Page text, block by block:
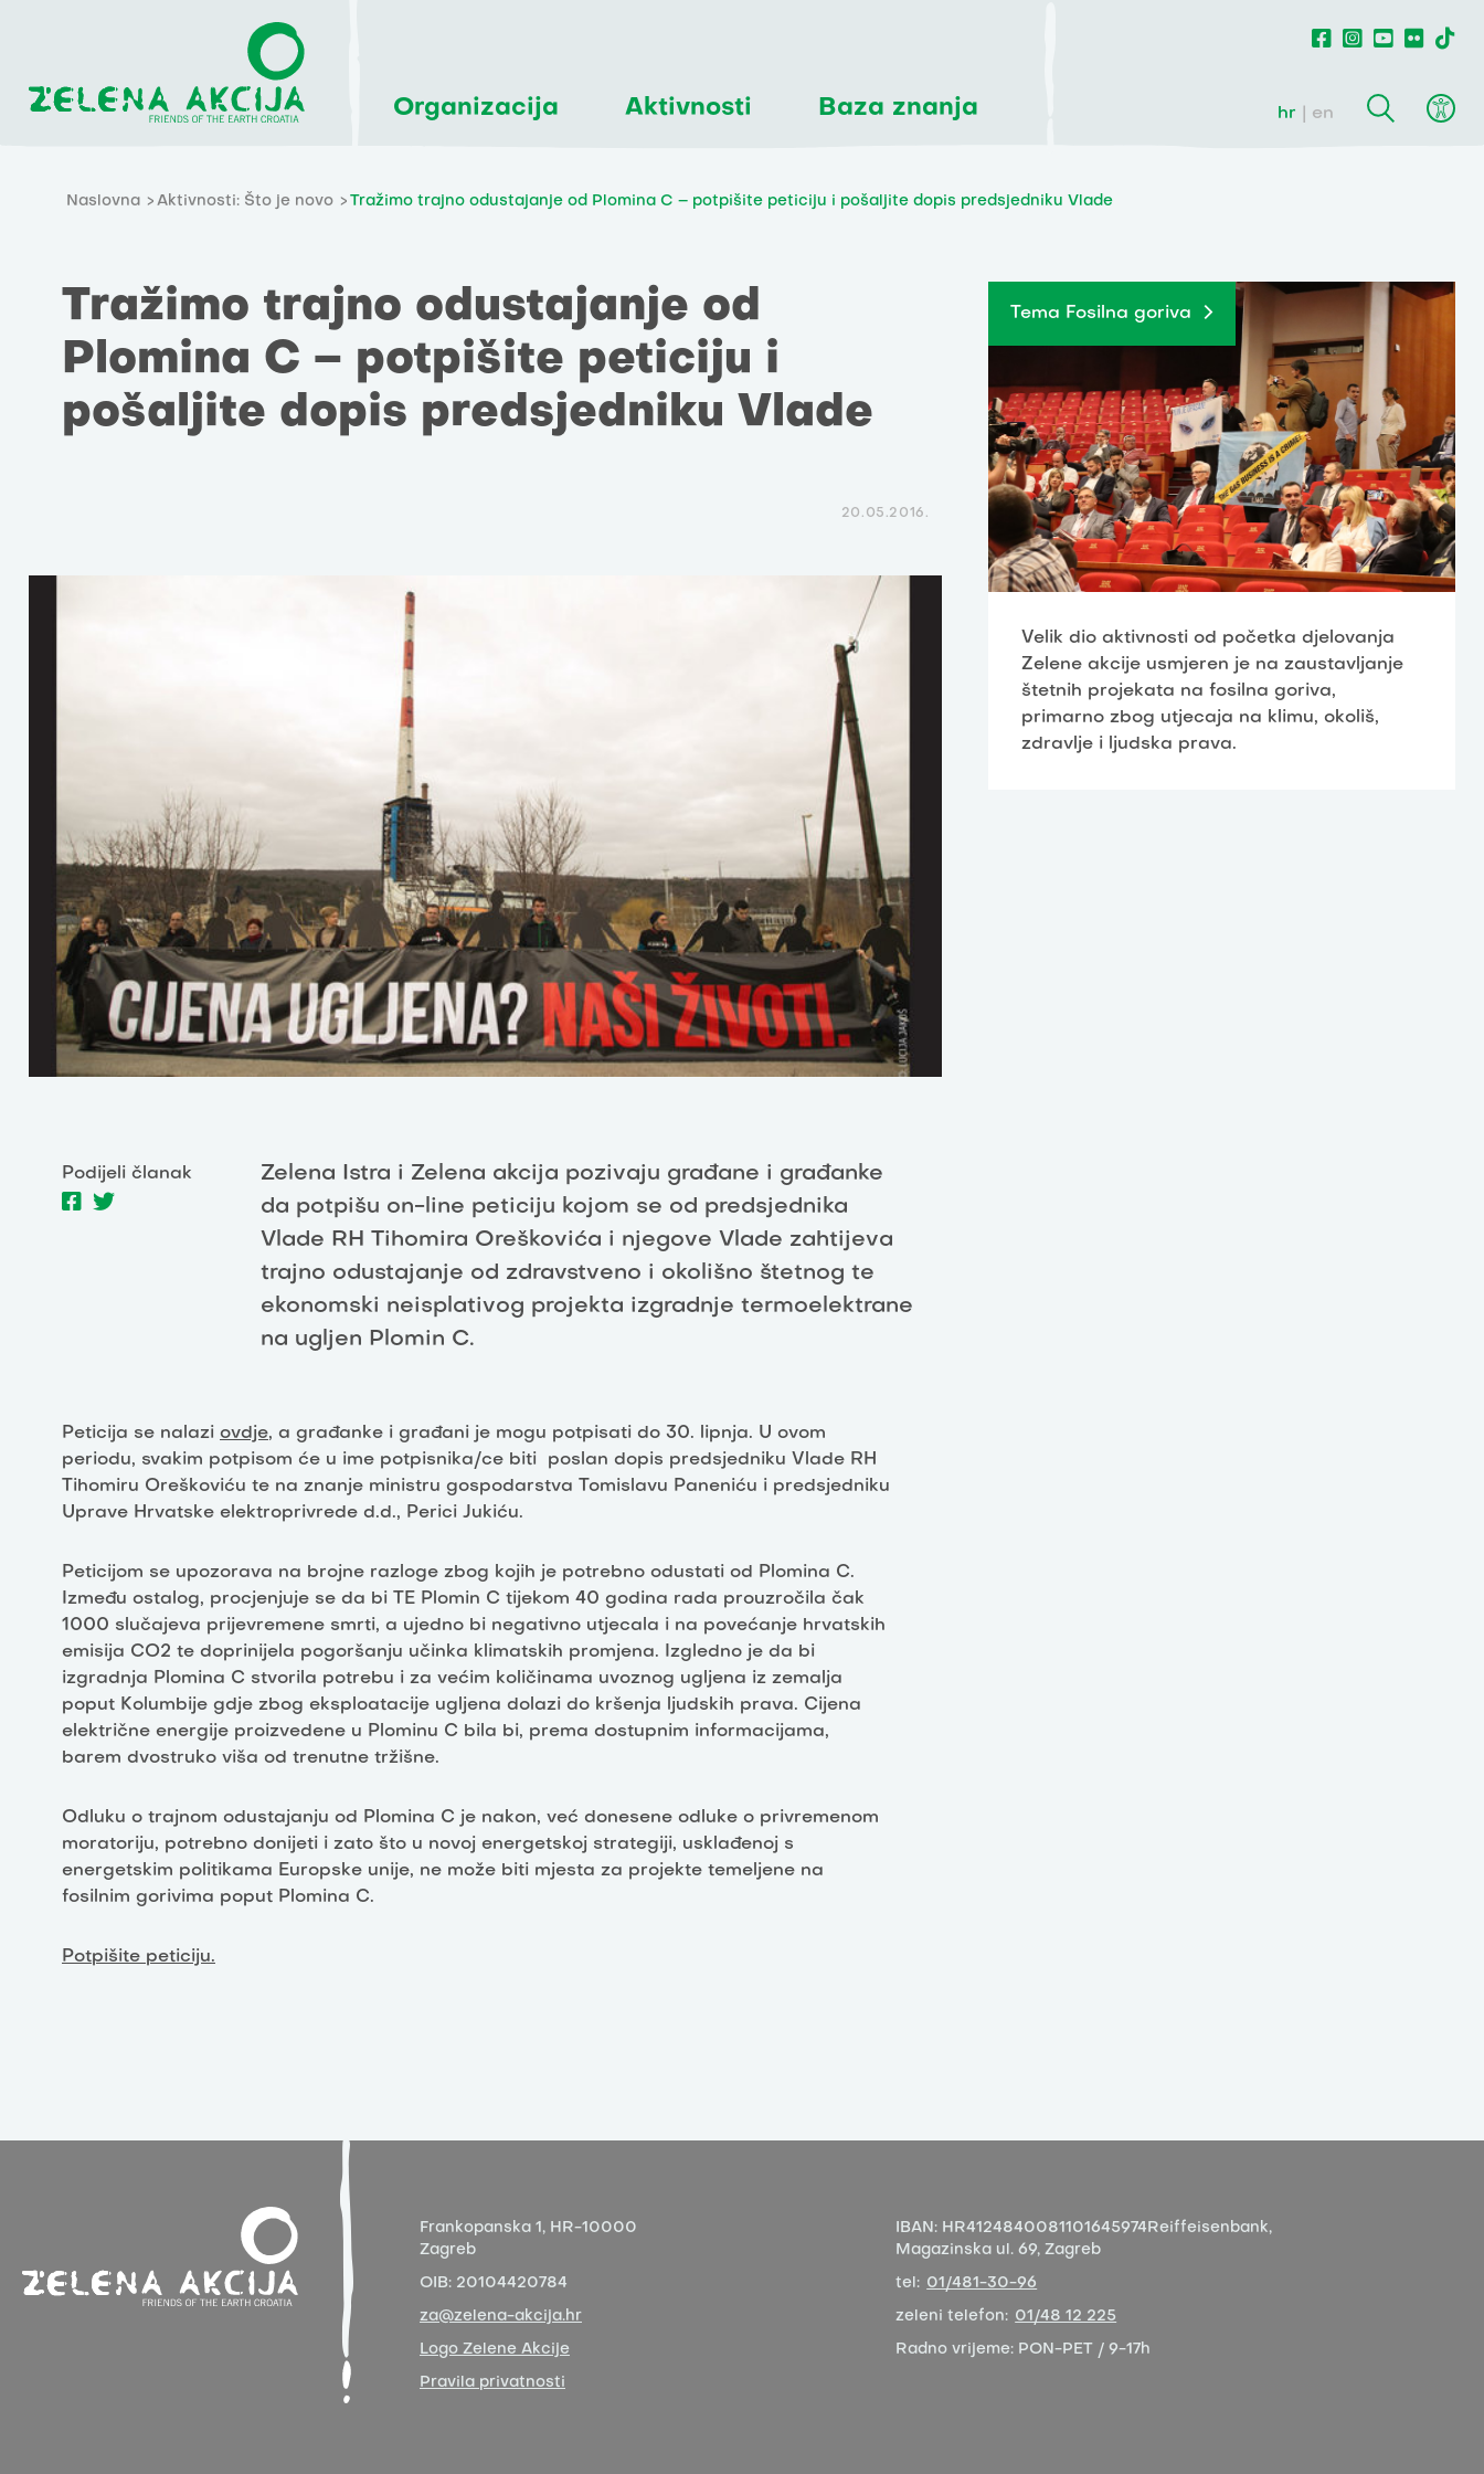
Organizacija Aktivnosti Baza znanja hr en
Naslovna Aktivnosti: Što je novo Tražimo trajno odustajanje od Plomina C – potpišite peticiju i pošaljite dopis predsjedniku Vlade
Tražimo trajno odustajanje od
Plomina C – potpišite peticiju i
pošaljite dopis predsjedniku Vlade
20.05.2016.
Podijeli članak
Zelena Istra i Zelena akcija pozivaju građane i građanke
da potpišu on-line peticiju kojom se od predsjednika
Vlade RH Tihomira Oreškovića i njegove Vlade zahtijeva
trajno odustajanje od zdravstveno i okolišno štetnog te
ekonomski neisplativog projekta izgradnje termoelektrane
na ugljen Plomin C.
Peticija se nalazi ovdje, a građanke i građani je mogu potpisati do 30. lipnja. U ovom
periodu, svakim potpisom će u ime potpisnika/ce biti poslan dopis predsjedniku Vlade RH
Tihomiru Oreškoviću te na znanje ministru gospodarstva Tomislavu Paneniću i predsjedniku
Uprave Hrvatske elektroprivrede d.d., Perici Jukiću.
Peticijom se upozorava na brojne razloge zbog kojih je potrebno odustati od Plomina C.
Između ostalog, procjenjuje se da bi TE Plomin C tijekom 40 godina rada prouzročila čak
1000 slučajeva prijevremene smrti, a ujedno bi negativno utjecala i na povećanje hrvatskih
emisija CO2 te doprinijela pogoršanju učinka klimatskih promjena. Izgledno je da bi
izgradnja Plomina C stvorila potrebu i za većim količinama uvoznog ugljena iz zemalja
poput Kolumbije gdje zbog eksploatacije ugljena dolazi do kršenja ljudskih prava. Cijena
električne energije proizvedene u Plominu C bila bi, prema dostupnim informacijama,
barem dvostruko viša od trenutne tržišne.
Odluku o trajnom odustajanju od Plomina C je nakon, već donesene odluke o privremenom
moratoriju, potrebno donijeti i zato što u novoj energetskoj strategiji, usklađenoj s
energetskim politikama Europske unije, ne može biti mjesta za projekte temeljene na
fosilnim gorivima poput Plomina C.
Potpišite peticiju.
Tema Fosilna goriva
Velik dio aktivnosti od početka djelovanja
Zelene akcije usmjeren je na zaustavljanje
štetnih projekata na fosilna goriva,
primarno zbog utjecaja na klimu, okoliš,
zdravlje i ljudska prava.
Frankopanska 1, HR-10000
Zagreb
OIB: 20104420784
za@zelena-akcija.hr
Logo Zelene Akcije
Pravila privatnosti
IBAN: HR4124840081101645974 Reiffeisenbank,
Magazinska ul. 69, Zagreb
tel: 01/481-30-96
zeleni telefon: 01/48 12 225
Radno vrijeme: PON-PET / 9-17h